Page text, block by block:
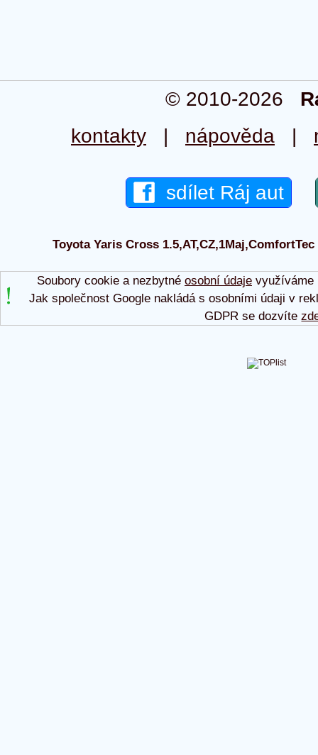
© 2010-2026
kontakty | nápověda |
sdílet Ráj aut
Toyota Yaris Cross
Soubory cookie a nezbytné osobní údajevyužíváme
Jak společnost Google nakládá s osobními údaji v
GDPR se dozvíte